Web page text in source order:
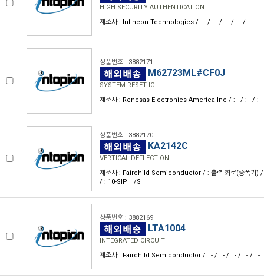
HIGH SECURITY AUTHENTICATION
제조사 : Infineon Technologies / : - / : - / : - / : - / : -
상품번호 : 3882171
M62723ML#CF0J
SYSTEM RESET IC
제조사 : Renesas Electronics America Inc / : - / : - / : -
상품번호 : 3882170
KA2142C
VERTICAL DEFLECTION
제조사 : Fairchild Semiconductor / : 출력 회로(증폭기)
/ : 10-SIP H/S
상품번호 : 3882169
LTA1004
INTEGRATED CIRCUIT
제조사 : Fairchild Semiconductor / : - / : - / : - / : - / : -